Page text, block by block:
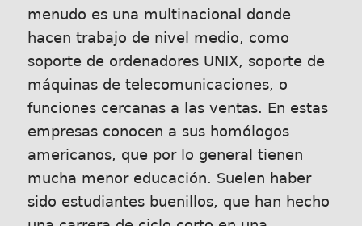
menudo es una multinacional donde
hacen trabajo de nivel medio, como
soporte de ordenadores UNIX, soporte de
máquinas de telecomunicaciones, o
funciones cercanas a las ventas. En estas
empresas conocen a sus homólogos
americanos, que por lo general tienen
mucha menor educación. Suelen haber
sido estudiantes buenillos, que han hecho